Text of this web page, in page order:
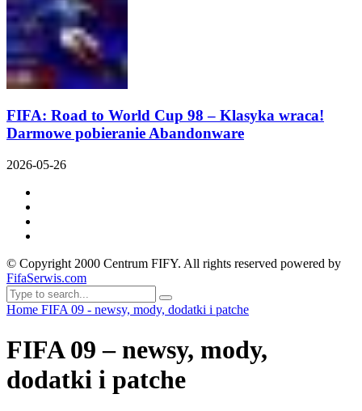
FIFA: Road to World Cup 98 – Klasyka wraca!
Darmowe pobieranie Abandonware
2026-05-26
© Copyright 2000 Centrum FIFY. All rights reserved powered by
FifaSerwis.com
Home FIFA 09 - newsy, mody, dodatki i patche
FIFA 09 – newsy, mody,
dodatki i patche